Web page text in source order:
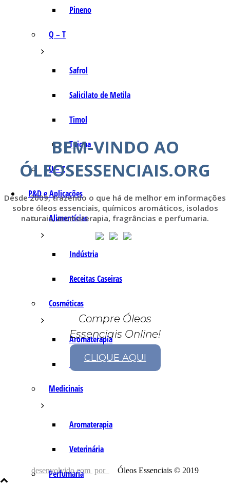
Pineno
Q – T
Safrol
Salicilato de Metila
Timol
Tujona
U – Z
P&D e Aplicações
Alimentícias
Indústria
Receitas Caseiras
Cosméticas
Aromaterapia
Fórmulas Caseiras
Medicinais
Aromaterapia
Veterinária
Perfumaria
BEM-VINDO AO
ÓLEOSESSENCIAIS.ORG
Desde 2009, trazendo o que há de melhor em informações
sobre óleos essenciais, químicos aromáticos, isolados
naturais, aromaterapia, fragrâncias e perfumaria.
Compre Óleos
Essenciais Online!
CLIQUE AQUI
desenvolvido com por Óleos Essenciais © 2019